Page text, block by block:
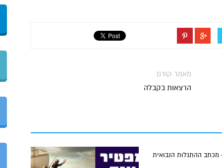
מאמר קודם
הרצאות בקבלה
מכתב ההתגלות הנבואית